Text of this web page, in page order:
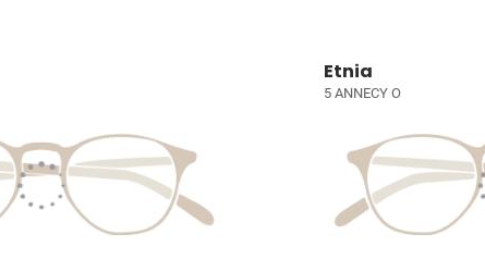
Etnia
5 ANNECY O